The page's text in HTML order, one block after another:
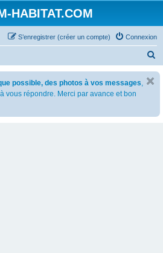
HABITAT.COM
Connexion
S’enregistrer (créer un compte)
e
possible, des photos à vos messages,
vous répondre. Merci par avance et bon